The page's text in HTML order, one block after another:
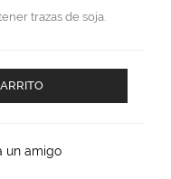
trazas de soja.
un amigo